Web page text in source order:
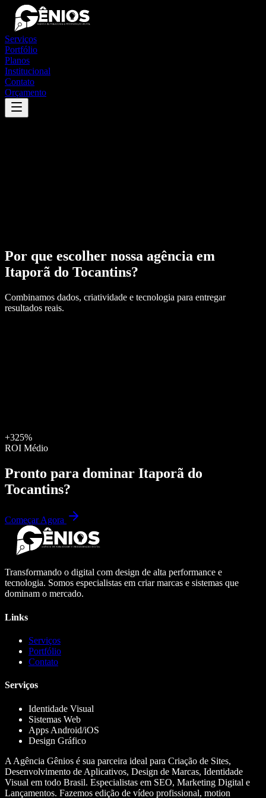
Serviços
Portfólio
Planos
Institucional
Contato
Orçamento
Por que escolher nossa agência em
Itaporã do Tocantins?
Combinamos dados, criatividade e tecnologia para entregar
resultados reais.
+325%
ROI Médio
Pronto para dominar Itaporã do
Tocantins?
Começar Agora
Transformando o digital com design de alta performance e
tecnologia. Somos especialistas em criar marcas e sistemas que
dominam o mercado.
Links
Serviços
Portfólio
Contato
Serviços
Identidade Visual
Sistemas Web
Apps Android/iOS
Design Gráfico
A Agência Gênios é sua parceira ideal para Criação de Sites,
Desenvolvimento de Aplicativos, Design de Marcas, Identidade
Visual em todo Brasil. Especialistas em SEO, Marketing Digital e
Lançamentos. Fazemos edição de vídeo profissional, motion